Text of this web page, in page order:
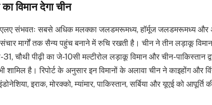
विमान देगा चीन
पीएलए संभवतः सबसे अधिक मलक्का जलडमरूमध्य, हॉर्मूज जलडमरूमध्य और
मार्गों तक सैन्य पहुंच बनाने में रुचि रखती है। चीन ने तीन लड़ाकू
चौथी पीढ़ी का जे-10सी मल्टीरोल लड़ाकू विमान और चीन-पाकिस्तान
शामिल है। रिपोर्ट के अनुसार इन विमानों के अलावा चीन ने काइहोंग और
इराक, मोरक्को, म्यांमार, पाकिस्तान, सर्बिया और यूएई को आपूर्ति